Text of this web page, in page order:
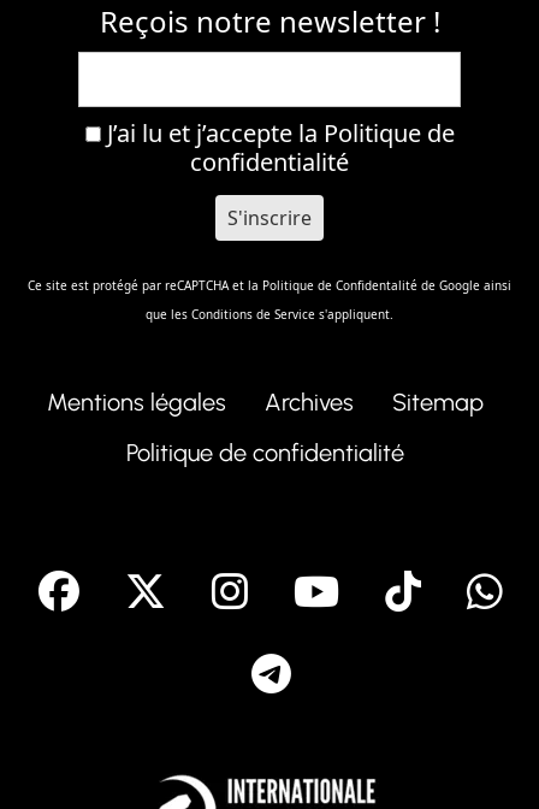
Reçois notre newsletter !
J’ai lu et j’accepte la Politique de
confidentialité
Ce site est protégé par reCAPTCHA et la Politique de Confidentalité de Google ainsi
que les Conditions de Service s'appliquent.
Mentions légales Archives
Sitemap
Politique de confidentialité
facebook Instagram
Youtube
Tik